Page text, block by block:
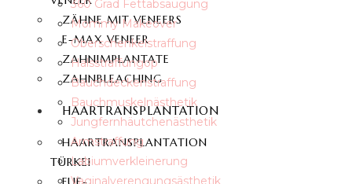
ZÄHNE MIT VENEERS
E-MAX VENEER
ZAHNIMPLANTATE
ZAHNBLEACHING
HAARTRANSPLANTATION
HAARTRANSPLANTATION
TÜRKEI
360 Grad Fettabsaugung
Mommy Makeover
Oberschenkelstraffung
Halsstraffungop
Bauchdeckenstraffung
Bauchmuskelnästhetik
Jungfernhäutchenästhetik
Armstraffung
Labiumverkleinerung
Vaginalverengungsästhetik